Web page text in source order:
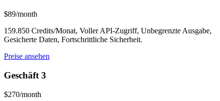
$89/month
159.850 Credits/Monat, Voller API-Zugriff, Unbegrenzte Ausgabe,
Gesicherte Daten, Fortschrittliche Sicherheit.
Preise ansehen
Geschäft 3
$270/month